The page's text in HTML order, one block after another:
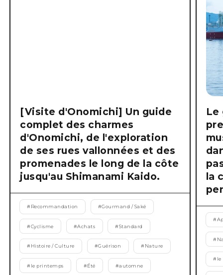
[Visite d'Onomichi] Un guide
complet des charmes
d'Onomichi, de l'exploration
de ses rues vallonnées et des
promenades le long de la côte
jusqu'au Shimanami Kaido.
# Recommandation #Gourmand / Saké
#Cyclisme #Achats #Standard
# Histoire / Culture #Guérison # Nature
# le printemps #Été #automne
Le
la
#
#
# le